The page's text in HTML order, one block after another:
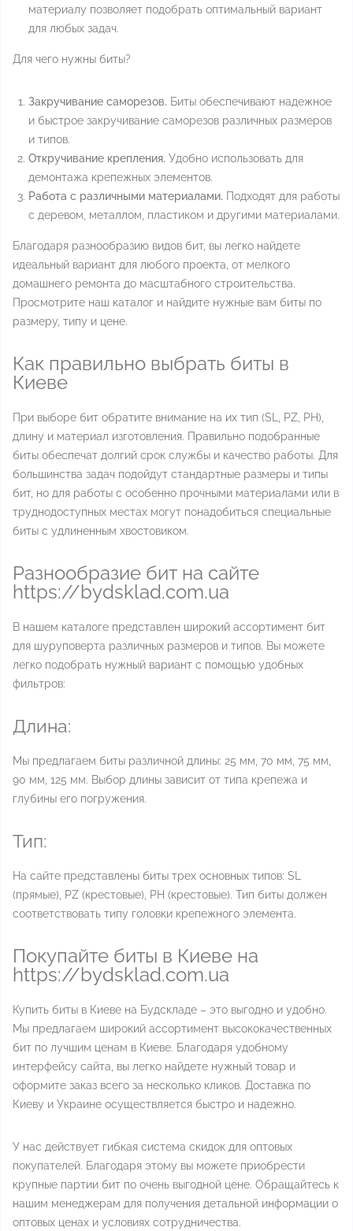
материалу позволяет подобрать оптимальный вариант
для любых задач.
Для чего нужны биты?
Закручивание саморезов. Биты обеспечивают надежное
и быстрое закручивание саморезов различных размеров
и типов.
Откручивание крепления. Удобно использовать для
демонтажа крепежных элементов.
Работа с различными материалами. Подходят для работы
с деревом, металлом, пластиком и другими материалами.
Благодаря разнообразию видов бит, вы легко найдете
идеальный вариант для любого проекта, от мелкого
домашнего ремонта до масштабного строительства.
Просмотрите наш каталог и найдите нужные вам биты по
размеру, типу и цене.
Как правильно выбрать биты в
Киеве
При выборе бит обратите внимание на их тип (SL, PZ, PH),
длину и материал изготовления. Правильно подобранные
биты обеспечат долгий срок службы и качество работы. Для
большинства задач подойдут стандартные размеры и типы
бит, но для работы с особенно прочными материалами или в
труднодоступных местах могут понадобиться специальные
биты с удлиненным хвостовиком.
Разнообразие бит на сайте
https://bydsklad.com.ua
В нашем каталоге представлен широкий ассортимент бит
для шуруповерта различных размеров и типов. Вы можете
легко подобрать нужный вариант с помощью удобных
фильтров:
Длина:
Мы предлагаем биты различной длины: 25 мм, 70 мм, 75 мм,
90 мм, 125 мм. Выбор длины зависит от типа крепежа и
глубины его погружения.
Тип:
На сайте представлены биты трех основных типов: SL
(прямые), PZ (крестовые), PH (крестовые). Тип биты должен
соответствовать типу головки крепежного элемента.
Покупайте биты в Киеве на
https://bydsklad.com.ua
Купить биты в Киеве на Будскладе – это выгодно и удобно.
Мы предлагаем широкий ассортимент высококачественных
бит по лучшим ценам в Киеве. Благодаря удобному
интерфейсу сайта, вы легко найдете нужный товар и
оформите заказ всего за несколько кликов. Доставка по
Киеву и Украине осуществляется быстро и надежно.
У нас действует гибкая система скидок для оптовых
покупателей. Благодаря этому вы можете приобрести
крупные партии бит по очень выгодной цене. Обращайтесь к
нашим менеджерам для получения детальной информации о
оптовых ценах и условиях сотрудничества.